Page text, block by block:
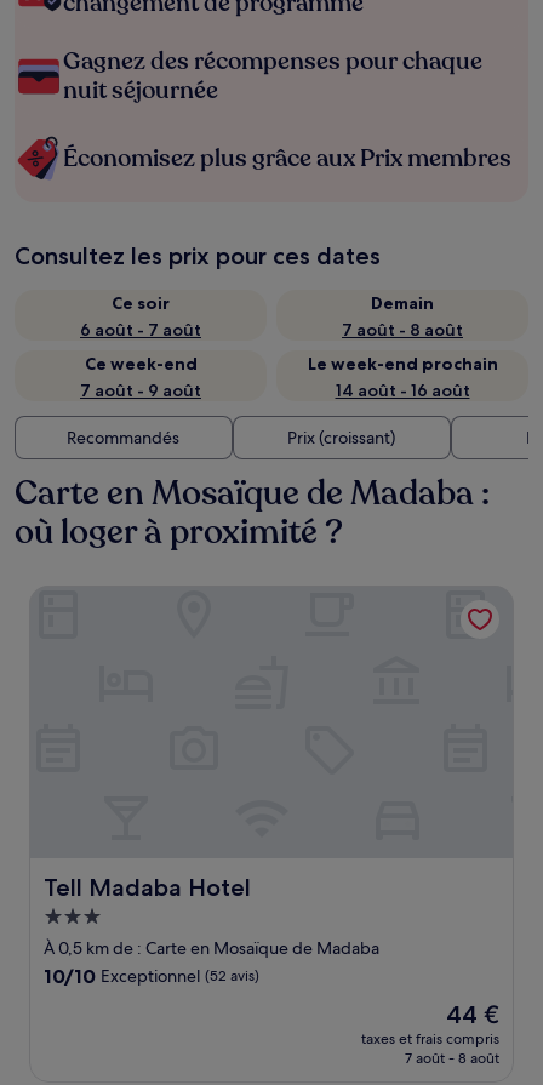
Gagnez des récompenses pour chaque
nuit séjournée
Économisez plus grâce aux Prix membres
Consultez les prix pour ces dates
Ce soir
6 août - 7 août
Demain
7 août - 8 août
Ce week-end
7 août - 9 août
Le week-end prochain
14 août - 16 août
Recommandés Prix (croissant)
Carte en Mosaïque de Madaba :
où loger à proximité ?
Tell Madaba Hotel
Tell Madaba Hotel
Hébergement
3.0 étoiles
À 0,5 km de : Carte en Mosaïque de Madaba
10.0
10/10 Exceptionnel (52 avis)
Le
nouveau
prix
44 €
taxes et frais compris
7 août - 8 août